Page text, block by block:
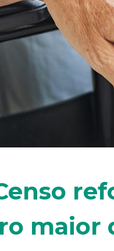
maior